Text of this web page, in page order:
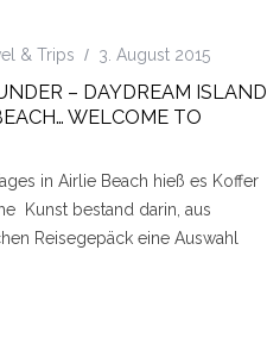
& Trips 3. August 2015
– DAYDREAM ISLAND
WELCOME TO
in Airlie Beach hieß es Koffer
Kunst bestand darin, aus
Reisegepäck eine Auswahl